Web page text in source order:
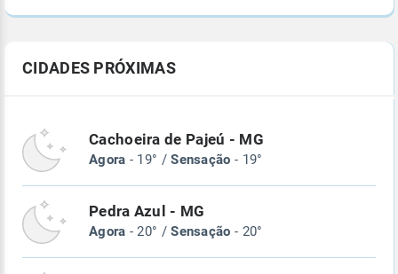
CIDADES PRÓXIMAS
Cachoeira de Pajeú - MG
Agora - 19° /Sensação - 19°
Pedra Azul - MG
Agora - 20° /Sensação - 20°